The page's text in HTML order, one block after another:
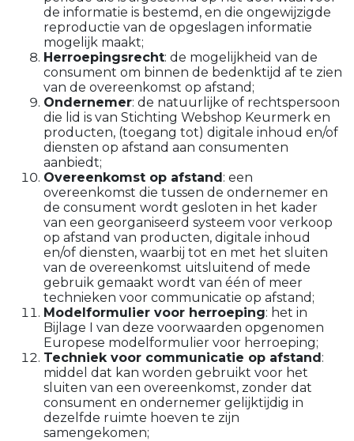
de informatie is bestemd, en die ongewijzigde
reproductie van de opgeslagen informatie
mogelijk maakt;
Herroepingsrecht: de mogelijkheid van de
consument om binnen de bedenktijd af te zien
van de overeenkomst op afstand;
Ondernemer: de natuurlijke of rechtspersoon
die lid is van Stichting Webshop Keurmerk en
producten, (toegang tot) digitale inhoud en/of
diensten op afstand aan consumenten
aanbiedt;
Overeenkomst op afstand: een
overeenkomst die tussen de ondernemer en
de consument wordt gesloten in het kader
van een georganiseerd systeem voor verkoop
op afstand van producten, digitale inhoud
en/of diensten, waarbij tot en met het sluiten
van de overeenkomst uitsluitend of mede
gebruik gemaakt wordt van één of meer
technieken voor communicatie op afstand;
Modelformulier voor herroeping: het in
Bijlage I van deze voorwaarden opgenomen
Europese modelformulier voor herroeping;
Techniek voor communicatie op afstand:
middel dat kan worden gebruikt voor het
sluiten van een overeenkomst, zonder dat
consument en ondernemer gelijktijdig in
dezelfde ruimte hoeven te zijn
samengekomen;